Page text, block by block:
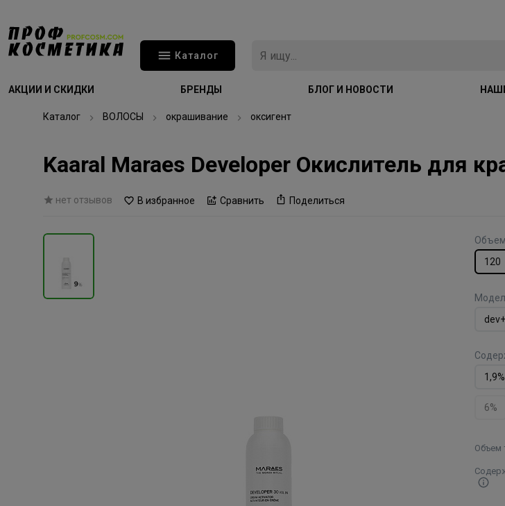
Каталог
АКЦИИ И СКИДКИ БРЕНДЫ БЛОГ И НОВОСТИ
Каталог ВОЛОСЫ окрашивание оксигент
Kaaral Maraes Developer Окислитель для
нет отзывов В избранное Сравнить Поделиться
120
dev+
1,9%
6%
Объем